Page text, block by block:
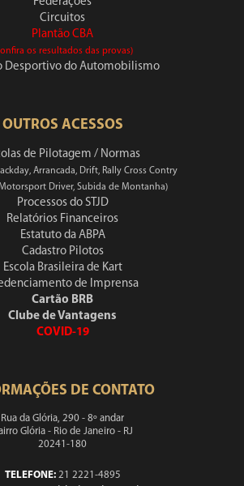
Circuitos
Plantão CBA
os resultados das provas)
Desportivo do Automobilismo
OUTROS ACESSOS
de Pilotagem / Normas
Arrancada, Drift, Rally Cross Contry
Driver, Subida de Montanha)
Processos do STJD
Relatórios Financeiros
Estatuto da ABPA
Cadastro Pilotos
Escola Brasileira de Kart
de Imprensa
Cartão BRB
Clube de Vantagens
COVID-19
DE CONTATO
Rua da Glória, 290 - 8º andar
Glória - Rio de Janeiro - RJ
20241-180
TELEFONE:21 2221-4895